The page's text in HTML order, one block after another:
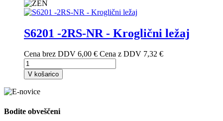
S6201 -2RS-NR - Kroglični ležaj
Cena brez DDV 6,00 € Cena z DDV 7,32 €
V košarico
Bodite obveščeni